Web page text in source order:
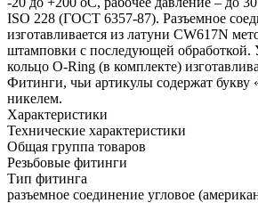
ISO 228 (ГОСТ 6357-87). Разъемное
изготавливается из латуни CW617N
штамповки с последующей обработкой.
кольцо O-Ring (в комплекте)
Фитинги, чьи артикулы содержат
никелем.
Характеристики
Технические характеристики
Общая группа товаров
Резьбовые фитинги
Тип фитинга
разъемное соединение угловое